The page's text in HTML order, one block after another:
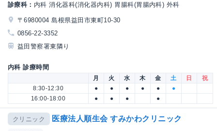
診療科： 内科 消化器科(消化器内科) 胃腸科(胃腸内科) 外科
〒6980004 島根県益田市東町10-30
0856-22-3352
益田警察署東隣り
内科 診療時間
月 火 水 木 金 土 日
祝
8:30-12:30
● ● ● ● ●
●
16:00-18:00
● ● ● ●
クリニック 医療法人順生会 すみかわクリニック